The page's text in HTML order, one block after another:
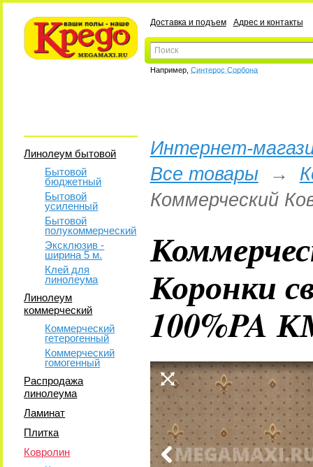
Доставка и подъем Адрес и контакты
Например, Синтерос Сорбона
Линолеум бытовой
Бытовой
бюджетный
Бытовой
усиленный
Бытовой
полукоммерческий
Эксклюзив -
ширина 5 м.
Клей для
линолеума
Линолеум
коммерческий
Коммерческий
гетерогенный
Коммерческий
гомогенный
Распродажа
линолеума
Ламинат
Плитка
Ковролин
Интернет-
Все товары→
Коммерческий
Коронки
100%PA